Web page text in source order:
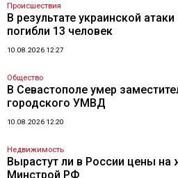
Происшествия
В результате украинской
погибли 13 человек
10.08.2026 12:27
Общество
В Севастополе умер
городского УМВД
10.08.2026 12:20
Недвижимость
Вырастут ли в России цены на
Минстрой РФ